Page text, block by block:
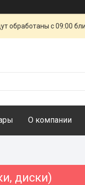
обработаны с 09:00
О компании
диски)